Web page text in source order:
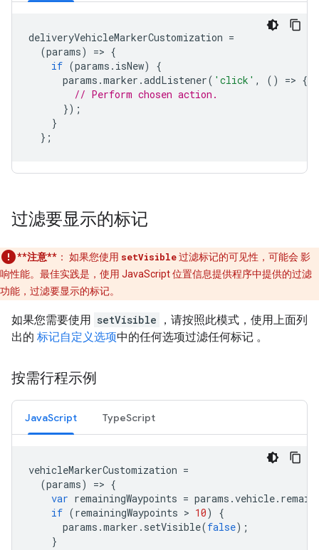
deliveryVehicleMarkerCustomization =
(params) => {
if (params . isNew)
{
params .marker .addListener( 'click' , () => {
// Perform chosen action.
});
}
};
过滤要显示的标记
**注意** ： 如果您使用 setVisible过滤标记的可见性，可能会 影
响性能。最佳实践是，使用 JavaScript 位置信息提供程序中提供的过滤
功能，过滤要显示的标记。
如果您需要使用 setVisible
，请按照此模式，使用上面列
出的 标记自定义选项中的任何选项过滤任何标记 。
按需行程示例
JavaScript TypeScript
vehicleMarkerCustomization =
(params) => {
var remainingWaypoints = params .vehicle.
if (remainingWaypoints > 10)
{
params .marker . setVisible(false);
}